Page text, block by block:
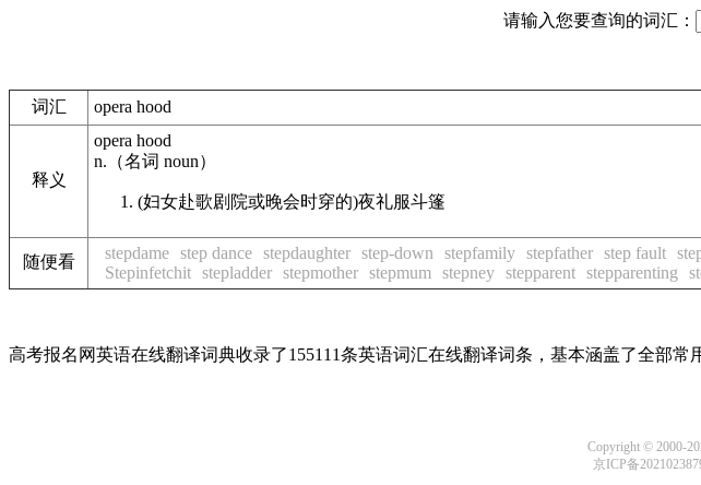
请输入您要查询的词汇：
词汇 opera hood
释义
opera hood
n. （名词 noun）
(妇女赴歌剧院或晚会时穿的)夜礼服斗篷
随便看 stepdame step dance stepdaughter step-down stepfamily stepfather step fault
Stepinfetchit stepladder stepmother stepmum stepney stepparent stepparenting
高考报名网英语在线翻译词典收录了155111条英语词汇在线翻译词条，基本涵盖了全部
Copyright © 2000-
京ICP备